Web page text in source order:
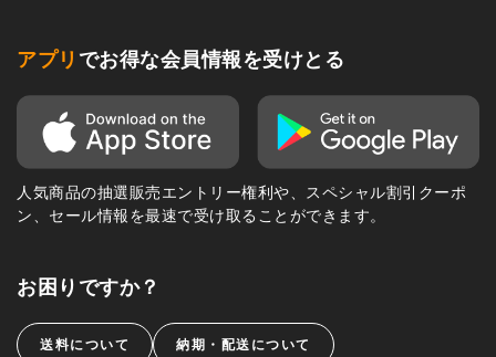
アプリ でお得な会員情報を受けとる
人気商品の抽選販売エントリー権利や、スペシャル割引クーポ
ン、セール情報を最速で受け取ることができます。
お困りですか？
送料について 納期・配送について